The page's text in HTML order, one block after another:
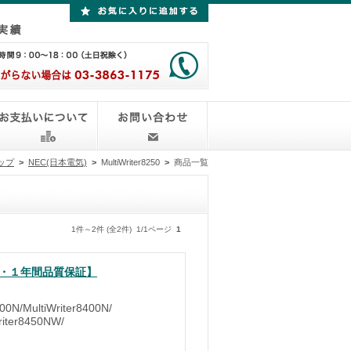
プ > NEC(日本電気) > MultiWriter8250 > 商品一覧
1件～2件 (全2件) 1/1ページ 1
１年間品質保証】
MultiWriter8400N/